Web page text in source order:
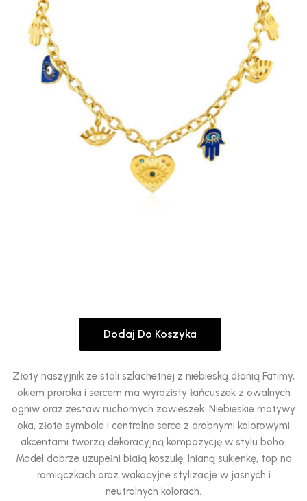
Złoty naszyjnik ze stali szlachetnej z niebieską dłonią Fatimy,
okiem proroka i sercem ma wyrazisty łańcuszek z owalnych
ogniw oraz zestaw ruchomych zawieszek. Niebieskie motywy
oka, złote symbole i centralne serce z drobnymi kolorowymi
akcentami tworzą dekoracyjną kompozycję w stylu boho.
Model dobrze uzupełni białą koszulę, lnianą sukienkę, top na
ramiączkach oraz wakacyjne stylizacje w jasnych i
neutralnych kolorach.
Dodaj Do Koszyka